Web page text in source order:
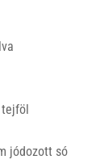
tejföl
jódozott só